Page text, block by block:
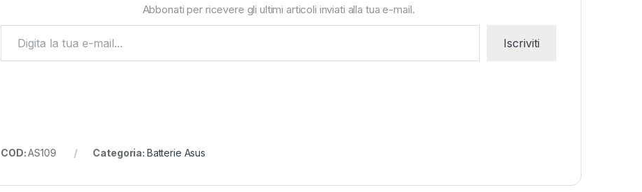
Abbonati per ricevere gli ultimi articoli inviati alla tua e-mail.
Iscriviti
COD:AS109 Categoria: Batterie Asus